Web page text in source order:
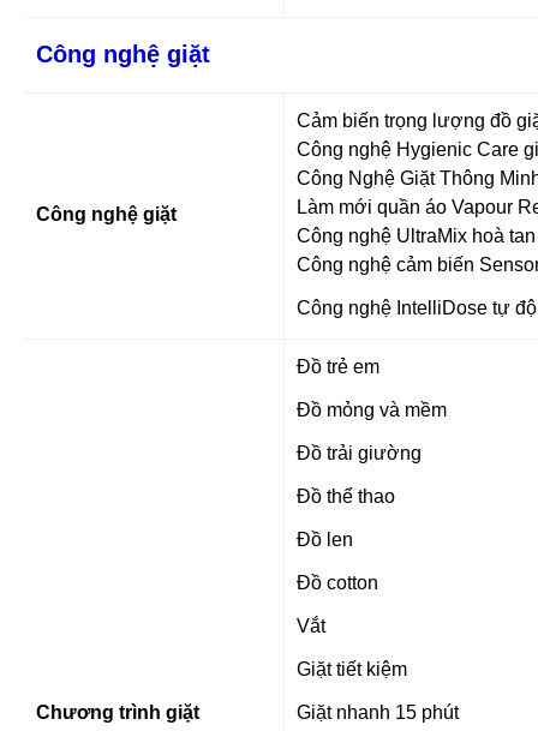
Công nghệ giặt
Công nghệ giặt
Cảm biến trọng lượng đồ
Công nghệ Hygienic Care
Công Nghệ Giặt Thông
Làm mới quần áo Vapour
Công nghệ UltraMix hoà
Công nghệ cảm biến
Công nghệ IntelliDose tự
Chương trình giặt
Đồ trẻ em
Đồ mỏng và mềm
Đồ trải giường
Đồ thể thao
Đồ len
Đồ cotton
Vắt
Giặt tiết kiệm
Giặt nhanh 15 phút